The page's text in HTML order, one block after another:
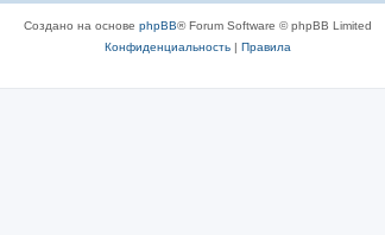
Создано на основе phpBB® Forum Software © phpBB Limited
Конфиденциальность| Правила